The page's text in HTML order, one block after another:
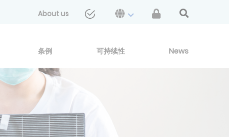
About us
条例 可持续性 News